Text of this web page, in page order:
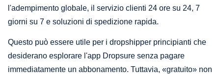
l'adempimento globale, il servizio clienti 24 ore su 24, 7
giorni su 7 e soluzioni di spedizione rapida.
Questo può essere utile per i dropshipper principianti che
desiderano esplorare l'app Dropsure senza pagare
immediatamente un abbonamento. Tuttavia, «gratuito» non